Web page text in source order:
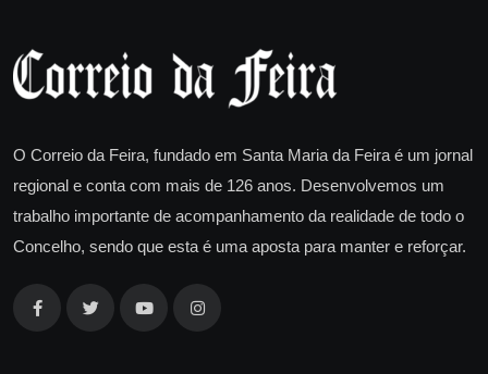
O Correio da Feira, fundado em Santa Maria da Feira é um jornal
regional e conta com mais de 126 anos. Desenvolvemos um
trabalho importante de acompanhamento da realidade de todo o
Concelho, sendo que esta é uma aposta para manter e reforçar.